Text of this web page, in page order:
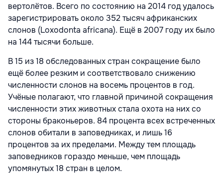
вертолётов. Всего по состоянию на 2014 год удалось
зарегистрировать около 352 тысяч африканских
слонов (Loxodonta africana). Ещё в 2007 году их было
на 144 тысячи больше.
В 15 из 18 обследованных стран сокращение было
ещё более резким и соответствовало снижению
численности слонов на восемь процентов в год.
Учёные полагают, что главной причиной сокращения
численности этих животных стала охота на них со
стороны браконьеров. 84 процента всех встреченных
слонов обитали в заповедниках, и лишь 16
процентов за их пределами. Между тем площадь
заповедников гораздо меньше, чем площадь
упомянутых 18 стран в целом.